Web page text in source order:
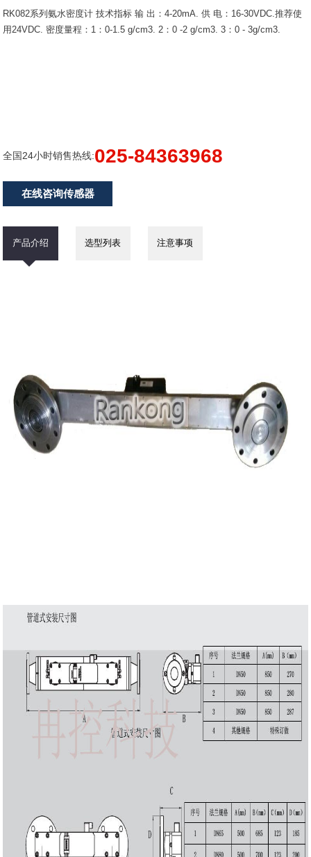
RK082系列氨水密度计 技术指标 输 出：4-20mA. 供 电：16-30VDC.推荐使
用24VDC. 密度量程：1：0-1.5 g/cm3. 2：0 -2 g/cm3. 3：0 - 3g/cm3.
全国24小时销售热线:025-84363968
在线咨询传感器
产品介绍 选型列表 注意事项